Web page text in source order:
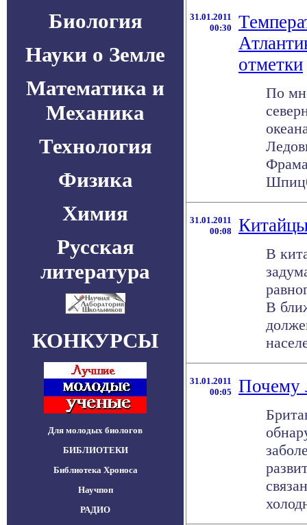
Биология
Науки о Земле
Математика и
Механика
Технология
Физика
Химия
Русская
литература
КОНКУРСЫ
Для молодых биологов
БИБЛИОТЕКИ
Библиотека Хроноса
Научпоп
РАДИО
31.01.2011
00:30
отметки
По
31.01.2011
00:08
В
В
31.01.2011
00:05
Почему